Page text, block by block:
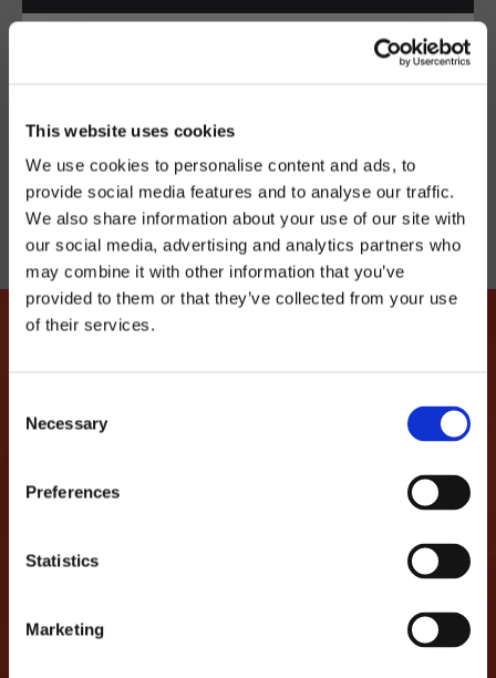
This website uses cookies
We use cookies to personalise content and ads, to
provide social media features and to analyse our traffic.
We also share information about your use of our site with
our social media, advertising and analytics partners who
may combine it with other information that you’ve
provided to them or that they’ve collected from your use
of their services.
Selection
Necessary
Preferences
Statistics
Marketing
PRÉVIENS TES AMIS
FAISONS EN SORTE QUE
CETTE HISTOIRE D'AMOUR
...nous promettons de ne pas vous spammer et
de seulement partager des informations
intéressantes comme des réductions, des